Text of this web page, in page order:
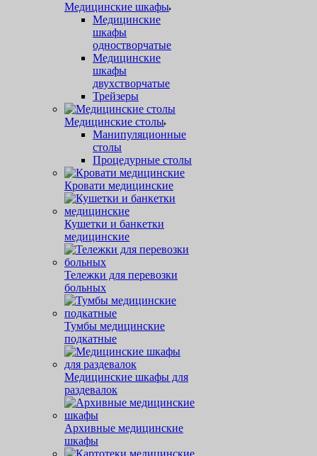
Медицинские шкафы
Медицинские
шкафы
одностворчатые
Медицинские
шкафы
двухстворчатые
Трейзеры
Медицинские столы
Манипуляционные
столы
Процедурные столы
Кровати медицинские
Кушетки и банкетки
медицинские
Тележки для перевозки
больных
Тумбы медицинские
подкатные
Медицинские шкафы для
раздевалок
Архивные медицинские
шкафы